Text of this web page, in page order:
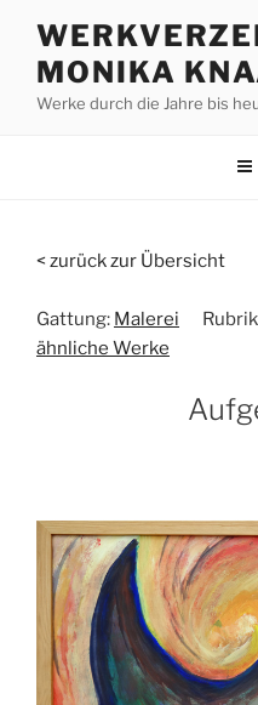
Inhalt
springenMONIKA
Werke durch die Jahre bis
< zurück zur Übersicht
Gattung: Malerei
ähnliche Werke